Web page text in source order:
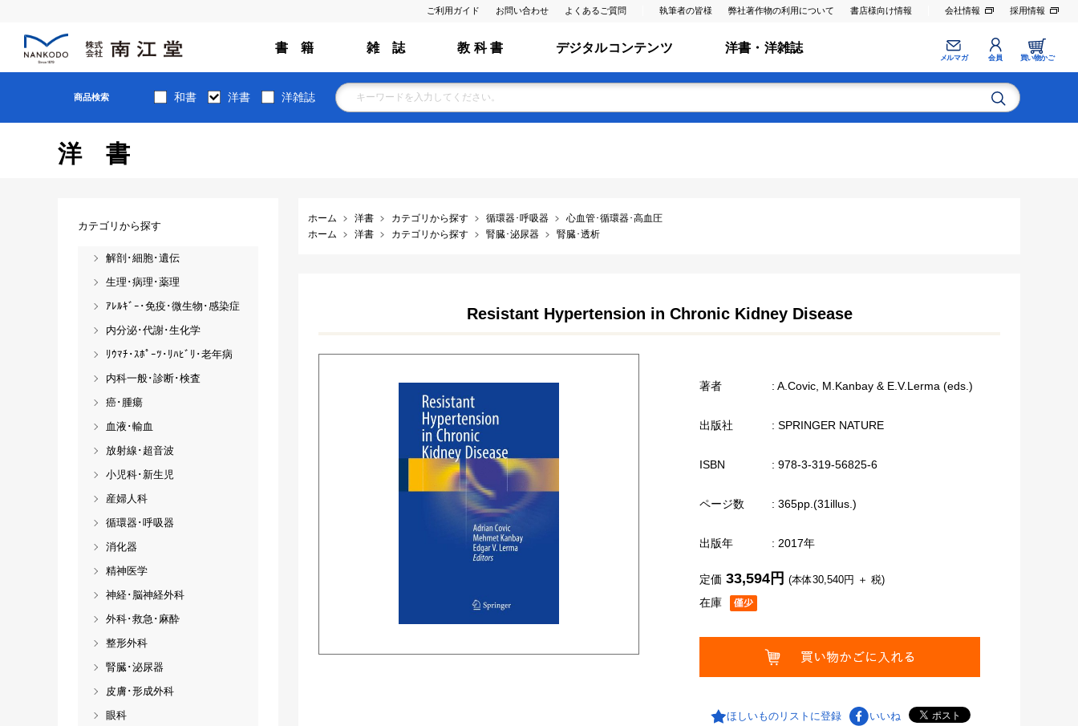
ご利用ガイド お問い合わせ よくあるご質問 執筆者の皆様 弊社著作物の利用について 書店様向け情報 会社情報 採用情報
書 籍 雑 誌 教 科 書 デジタルコンテンツ 洋書・洋雑誌
メルマガ 会員 買い物かご
商品検索 和書 洋書 洋雑誌
洋書
ホーム 洋書 カテゴリから探す 循環器･呼吸器
心血管･循環器･高血圧
ホーム
洋書 カテゴリから探す 腎臓･泌尿器 腎臓･透析
Resistant Hypertension in Chronic Kidney Disease
著者 : A.Covic, M.Kanbay & E.V.Lerma (eds.)
出版社 : SPRINGER NATURE
ISBN : 978-3-319-56825-6
ページ数 : 365pp.(31illus.)
出版年 : 2017年
在庫
定価 33,594円 (本体30,540円 ＋ 税)
ほしいものリストに登録 いいね
カテゴリから探す
解剖･細胞･遺伝
生理･病理･薬理
ｱﾚﾙｷﾞｰ･免疫･微生物･感染症
内分泌･代謝･生化学
ﾘｳﾏﾁ･ｽﾎﾟｰﾂ･ﾘﾊﾋﾞﾘ･老年病
内科一般･診断･検査
癌･腫瘍
血液･輸血
放射線･超音波
小児科･新生児
産婦人科
循環器･呼吸器
消化器
精神医学
神経･脳神経外科
外科･救急･麻酔
整形外科
腎臓･泌尿器
皮膚･形成外科
眼科